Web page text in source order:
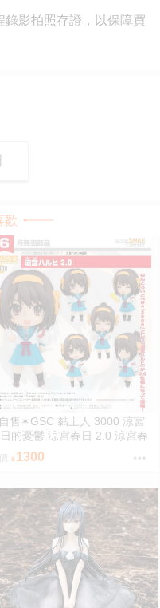
歡
售✶GSC 黏土人 3000 涼宮
的憂鬱 涼宮春日 2.0 涼宮春
的憂郁
1300